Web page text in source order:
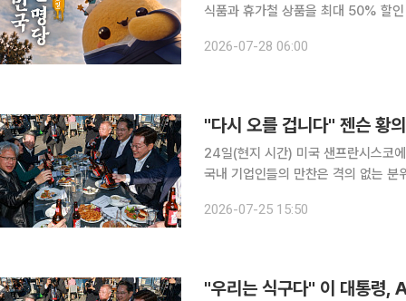
식품과 휴가철 상품을 최대 50% 할인 판매한다. 이마트는 30일부터 다음
등을 할인한다. 제주 생은갈치는 신세
2026-07-28 06:00
"다시 오를 겁니다" 젠슨 황
24일(현지 시간) 미국 샌프란시스코
국내 기업인들의 만찬은 격의 없는 분위기 속에서 진행됐다.
도체 협력은 물론 한국 경제와 증시
2026-07-25 15:50
"우리는 식구다" 이 대통령,